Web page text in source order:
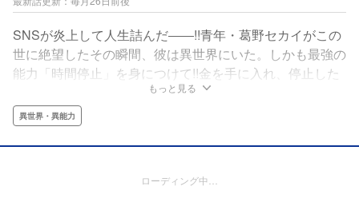
SNSが炎上して人生詰んだ――!!青年・葛野セカイがこの
世に絶望したその瞬間、彼は異世界にいた。しかも最強の
能力「時間停止」を身につけて!!金を手に入れ、停止した
敵を一撃で倒し、そして片っ端から女子のスカートをめく
り、大やりたい放題のセカイ。だが無敵に見えたその力に
は、とんでもない制約がついていて……⁉ストーリーテラ
ー・光永康則が送る、本格異世界ファンタジー!!
もっと見る
異世界・異能力
ローディング中…